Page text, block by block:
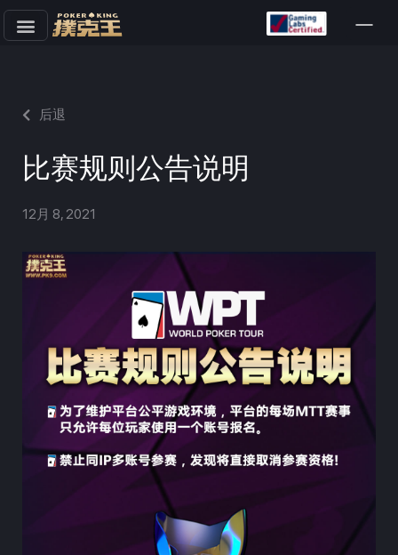
文
后退
比赛规则公告说明
12月 8, 2021